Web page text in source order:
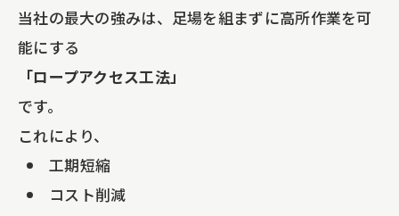
当社の最大の強みは、足場を組まずに高所作業を可
能にする
「ロープアクセス工法」
です。
これにより、
工期短縮
コスト削減